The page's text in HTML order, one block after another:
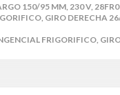
150/95 MM, 230 V,
GIRO DERECHA
FRIGORIFICO,